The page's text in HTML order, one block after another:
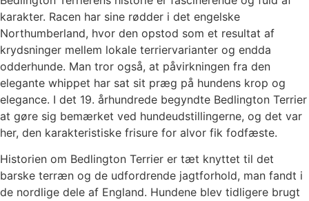
karakter. Racen har sine rødder i det engelske
Northumberland, hvor den opstod som et resultat af
krydsninger mellem lokale terriervarianter og endda
odderhunde. Man tror også, at påvirkningen fra den
elegante whippet har sat sit præg på hundens krop og
elegance. I det 19. århundrede begyndte Bedlington Terrier
at gøre sig bemærket ved hundeudstillingerne, og det var
her, den karakteristiske frisure for alvor fik fodfæste.
Historien om Bedlington Terrier er tæt knyttet til det
barske terræn og de udfordrende jagtforhold, man fandt i
de nordlige dele af England. Hundene blev tidligere brugt